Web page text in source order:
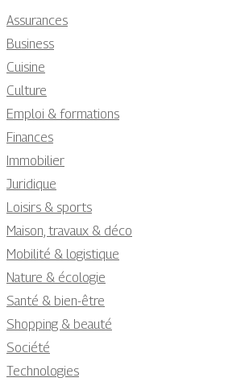
Assurances
Business
Cuisine
Culture
Emploi & formations
Finances
Immobilier
Juridique
Loisirs & sports
Maison, travaux & déco
Mobilité & logistique
Nature & écologie
Santé & bien-être
Shopping & beauté
Société
Technologies